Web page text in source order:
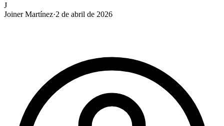
J
Joiner Martínez·2 de abril de 2026